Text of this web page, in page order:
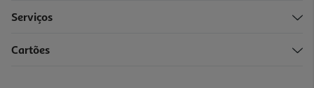
Serviços
Cartões